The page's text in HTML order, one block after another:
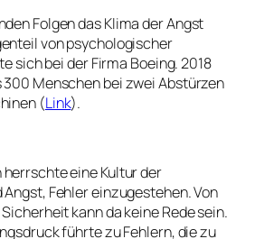
Folgen das Klima der Angst
von psychologischer
sich bei der Firma Boeing. 2018
Menschen bei zwei Abstürzen
(Link).
eine Kultur der
Fehler einzugestehen. Von
kann da keine Rede sein.
führte zu Fehlern, die zu